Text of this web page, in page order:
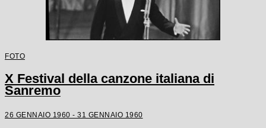
FOTO
X Festival della canzone italiana di
Sanremo
26 GENNAIO 1960 - 31 GENNAIO 1960